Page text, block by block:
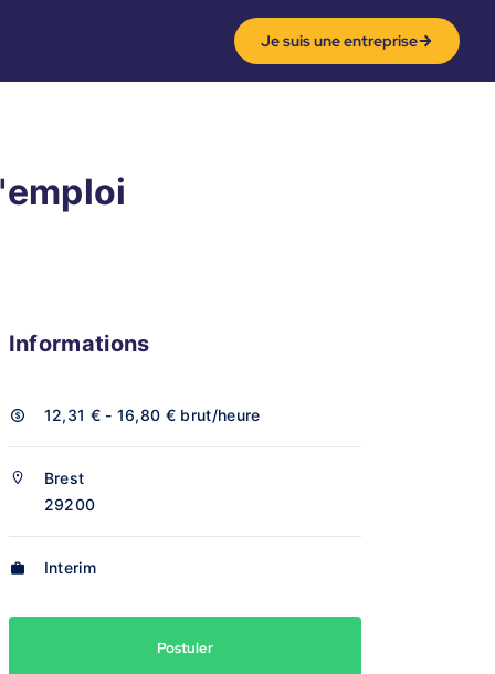
Je suis une entreprise
Informations
12,31 € - 16,80 € brut/heure
Brest
29200
Interim
Postuler